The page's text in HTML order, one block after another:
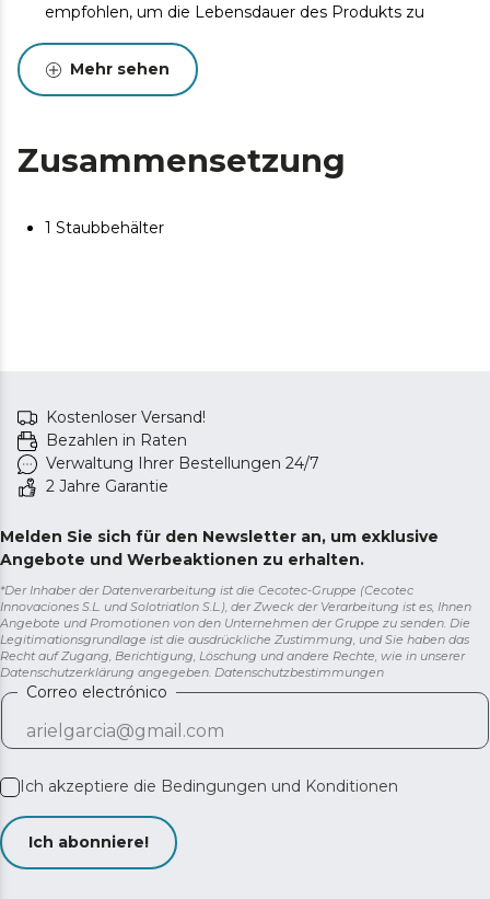
empfohlen, um die Lebensdauer des Produkts zu
Mehr sehen
Zusammensetzung
1 Staubbehälter
Kostenloser Versand!
Bezahlen in Raten
Verwaltung Ihrer Bestellungen 24/7
2 Jahre Garantie
Melden Sie sich für den Newsletter an, um exklusive
Angebote und Werbeaktionen zu erhalten.
*Der Inhaber der Datenverarbeitung ist die Cecotec-Gruppe (Cecotec
Innovaciones S.L. und Solotriatlon S.L.), der Zweck der Verarbeitung ist es, Ihnen
Angebote und Promotionen von den Unternehmen der Gruppe zu senden. Die
Legitimationsgrundlage ist die ausdrückliche Zustimmung, und Sie haben das
Recht auf Zugang, Berichtigung, Löschung und andere Rechte, wie in unserer
Datenschutzerklärung angegeben. Datenschutzbestimmungen
Correo electrónico
Ich akzeptiere die Bedingungen und Konditionen
Ich abonniere!